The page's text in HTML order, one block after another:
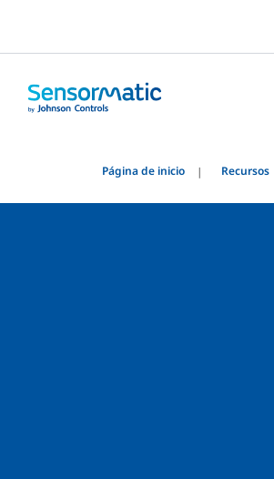
Página de inicio Recursos